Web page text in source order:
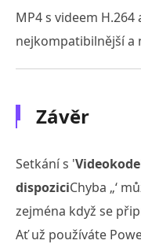
MP4 s videem H.264
nejkompatibilnější a
Závěr
Setkání s '
dispoziciChyba „‘
zejména když se
Ať už používáte